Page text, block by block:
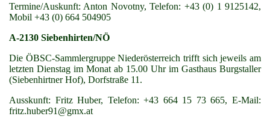
Termine/Auskunft: Anton Novotny, Telefon: +43 (0) 1 9125142,
Mobil +43 (0) 664 504905
A-2130 Siebenhirten/NÖ
Die ÖBSC-Sammlergruppe Niederösterreich trifft sich jeweils am
letzten Dienstag im Monat ab 15.00 Uhr im Gasthaus Burgstaller
(Siebenhirtner Hof), Dorfstraße 11.
Ausskunft: Fritz Huber, Telefon: +43 664 15 73 665, E-Mail:
fritz.huber91@gmx.at